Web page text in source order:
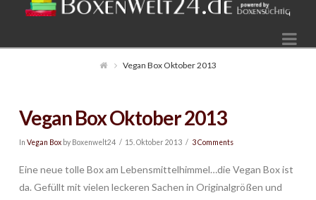
JAHR 2026
Vegan Box Oktober 2013
Vegan Box Oktober 2013
In Vegan Boxby Boxenwelt24 15. Oktober 2013 3 Comments
Eine neue tolle Box am Lebensmittelhimmel…die Vegan Box ist
da. Gefüllt mit vielen leckeren Sachen in Originalgrößen und